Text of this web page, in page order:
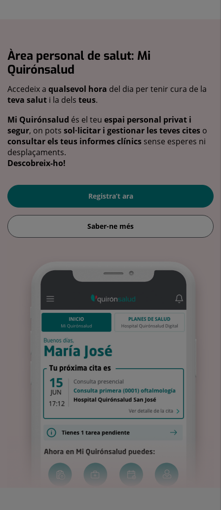
Àrea personal de salut: Mi
Quirónsalud
Accedeix a qualsevol hora del dia per tenir cura de la
teva salut i la dels teus.
Mi Quirónsalud és el teu espai personal privat i
segur, on pots sol·licitar i gestionar les teves cites o
consultar els teus informes clínics sense esperes ni
desplaçaments.
Descobreix-ho!
Registra’t ara
Saber-ne més